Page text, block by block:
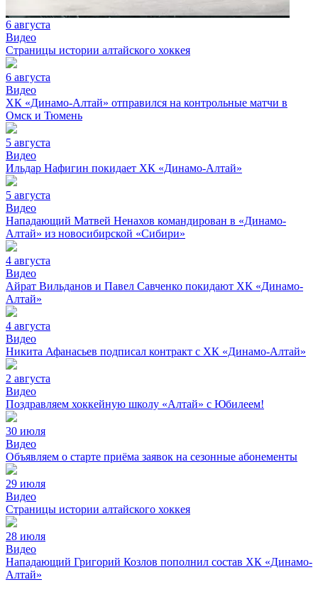
6 августа
Видео
Страницы истории алтайского хоккея
6 августа
Видео
ХК «Динамо-Алтай» отправился на контрольные матчи в
Омск и Тюмень
5 августа
Видео
Ильдар Нафигин покидает ХК «Динамо-Алтай»
5 августа
Видео
Нападающий Матвей Ненахов командирован в «Динамо-
Алтай» из новосибирской «Сибири»
4 августа
Видео
Айрат Вильданов и Павел Савченко покидают ХК «Динамо-
Алтай»
4 августа
Видео
Никита Афанасьев подписал контракт с ХК «Динамо-Алтай»
2 августа
Видео
Поздравляем хоккейную школу «Алтай» с Юбилеем!
30 июля
Видео
Объявляем о старте приёма заявок на сезонные абонементы
29 июля
Видео
Страницы истории алтайского хоккея
28 июля
Видео
Нападающий Григорий Козлов пополнил состав ХК «Динамо-
Алтай»